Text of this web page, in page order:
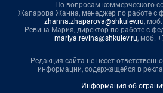
По вопросам коммерческого
Жапарова Жанна, менеджер по работе с
zhanna.zhaparova@shkulev.ru,
Ревина Мария, директор по работе с
mariya.revina@shkulev.ru, моб.
Редакция сайта не несет
информации, содержащейся в
Информация об